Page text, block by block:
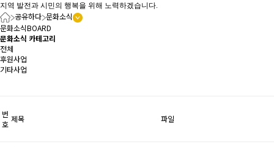
지역 발전과 시민의 행복을 위해 노력하겠습니다.
공유하다 문화소식
문화소식BOARD
문화소식 카테고리
전체
후원사업
기타사업
번
호
제목 파일